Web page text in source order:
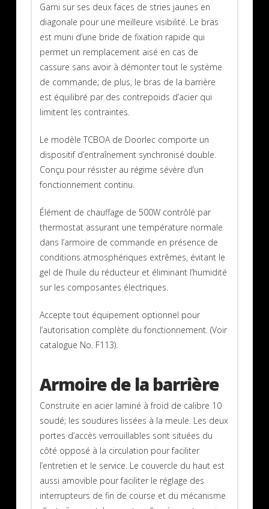
Garni sur ses deux faces de stries jaunes en
diagonale pour une meilleure visibilité. Le bras
est muni d’une bride de fixation rapide qui
permet un remplacement aisé en cas de
cassure sans avoir à démonter tout le système
de commande; de plus, le bras de la barrière
est équilibré par des contrepoids d’acier qui
limitent les contraintes.
Le modèle TCBOA de Doorlec comporte un
dispositif d’entraînement synchronisé double.
Conçu pour résister au régime sévère d’un
fonctionnement continu.
Élément de chauffage de 500W contrôlé par
thermostat assurant une température normale
dans l’armoire de commande en présence de
conditions atmosphériques extrêmes, évitant le
gel de l’huile du réducteur et éliminant l’humidité
sur les composantes électriques.
Accepte tout équipement optionnel pour
l’autorisation complète du fonctionnement. (Voir
catalogue No. F113).
Armoire de la barrière
Construite en acier laminé à froid de calibre 10
soudé; les soudures lissées à la meule. Les deux
portes d’accès verrouillables sont situées du
côté opposé à la circulation pour faciliter
l’entretien et le service. Le couvercle du haut est
aussi amovible pour faciliter le réglage des
interrupteurs de fin de course et du mécanisme